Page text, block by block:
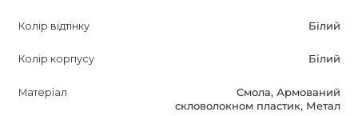
Колір відтінку Білий
Колір корпусу Білий
Матеріал
Смола, Армований
скловолокном пластик, Метал